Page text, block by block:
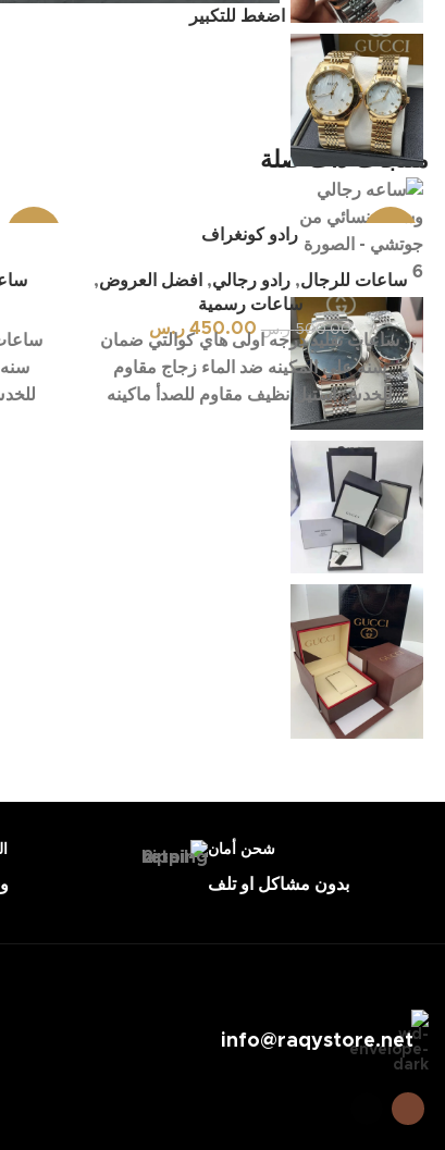
اضغط للتكبير
منتجات ذات صلة
بيعت ك
لها
رادو كونغراف
ساعات للرجال,رادو رجالي, افضل العروض,
ساعات رسمية
500.00 ر.س 450.00 ر.س
ساعات تقليد درجه اولى هاي كوالتي ضمان
سنه علي المكينه ضد الماء زجاج مقاوم
للخدش استيل نظيف مقاوم للصدأ ماكينه
سنه
شحن أمان
بدون مشاكل او تلف
info@raqystore.net
انستجرام
سناب شات
تيك توك